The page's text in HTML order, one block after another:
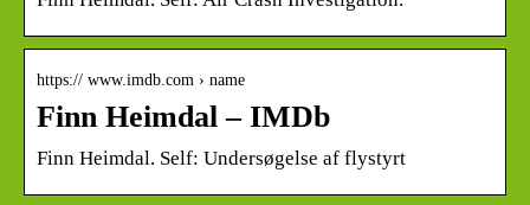
https:// www.imdb.com › name
Finn Heimdal – IMDb
Finn Heimdal. Self: Undersøgelse af flystyrt